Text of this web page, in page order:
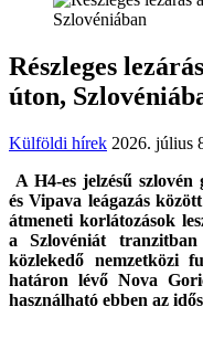
Részleges
úton,
Külföldi hírek 2026. július
A H4-es jelzésű
és Vipava leágazás
átmeneti korlátozások
a Szlovéniát tranzitban
közlekedő nemzetközi
határon lévő Nova
használható ebben az